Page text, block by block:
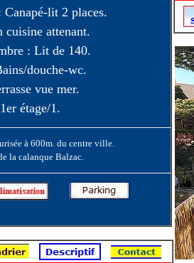
Canapé-lit 2 places.
cuisine attenant.
: Lit de 140.
douche-wc.
vue mer.
1er étage/1.
à 600m. du centre ville.
la calanque Balzac.